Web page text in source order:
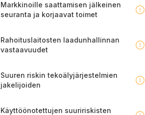
Markkinoille saattamisen jälkeinen
seuranta ja korjaavat toimet
Rahoituslaitosten laadunhallinnan
vastaavuudet
Suuren riskin tekoälyjärjestelmien
jakelijoiden
Käyttöönotettujen suuririskisten